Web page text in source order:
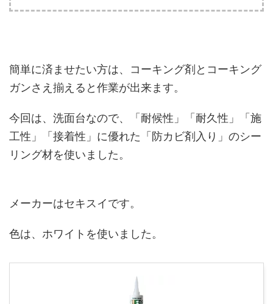
簡単に済ませたい方は、コーキング剤とコーキング
ガンさえ揃えると作業が出来ます。
今回は、洗面台なので、「耐候性」「耐久性」「施
工性」「接着性」に優れた「防カビ剤入り」のシー
リング材を使いました。
メーカーはセキスイです。
色は、ホワイトを使いました。